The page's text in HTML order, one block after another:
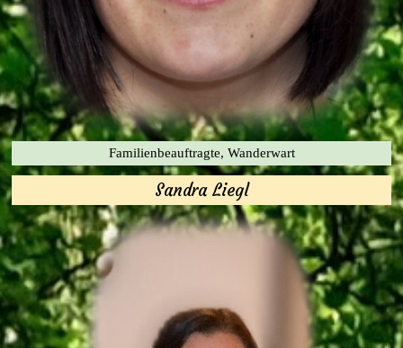
Familienbeauftragte, Wanderwart
Sandra Liegl